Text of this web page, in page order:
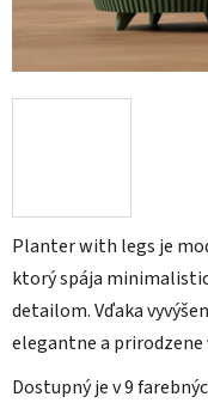
Planter with legs je
ktorý spája
detailom. Vďaka
elegantne a
Dostupný je v 9